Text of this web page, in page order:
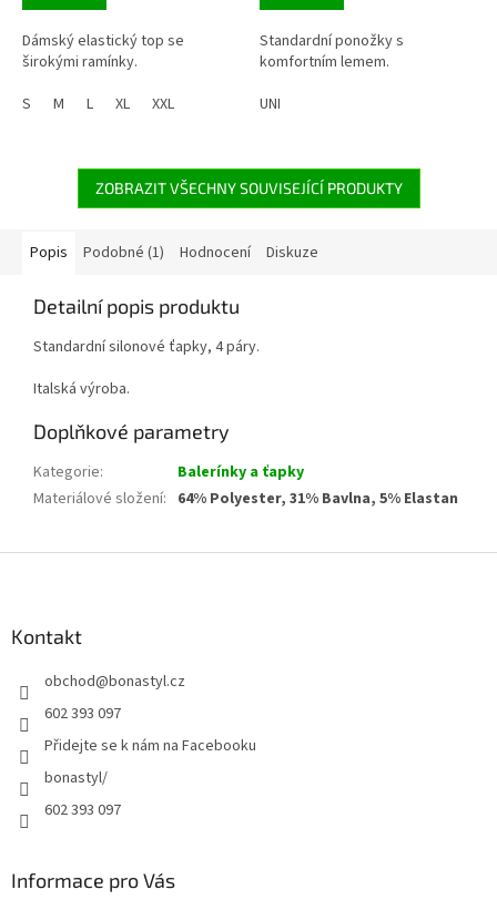
Dámský elastický top se
širokými ramínky.
S
M L XL XXL
Standardní ponožky s
komfortním lemem.
UNI
ZOBRAZIT VŠECHNY SOUVISEJÍCÍ PRODUKTY
Popis Podobné (1) Hodnocení Diskuze
Detailní popis produktu
Standardní silonové ťapky, 4 páry.
Italská výroba.
Doplňkové parametry
Kategorie:
Balerínky a ťapky
Materiálové složení: 64% Polyester, 31% Bavlna, 5% Elastan
Kontakt
obchod@bonastyl.cz
602 393 097
Přidejte se k nám na Facebooku
bonastyl/
602 393 097
Informace pro Vás